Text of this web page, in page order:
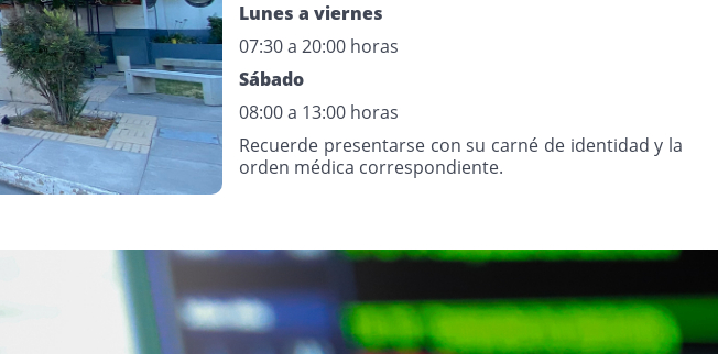
Lunes a viernes
07:30 a 20:00 horas
Sábado
08:00 a 13:00 horas
Recuerde presentarse con su carné de identidad y la
orden médica correspondiente.